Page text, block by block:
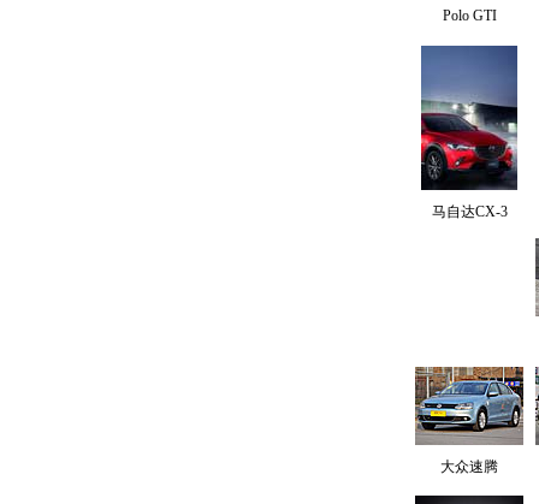
Polo GTI
马自达CX-3
大众速腾